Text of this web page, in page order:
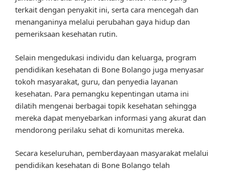
terkait dengan penyakit ini, serta cara mencegah dan
menanganinya melalui perubahan gaya hidup dan
pemeriksaan kesehatan rutin.
Selain mengedukasi individu dan keluarga, program
pendidikan kesehatan di Bone Bolango juga menyasar
tokoh masyarakat, guru, dan penyedia layanan
kesehatan. Para pemangku kepentingan utama ini
dilatih mengenai berbagai topik kesehatan sehingga
mereka dapat menyebarkan informasi yang akurat dan
mendorong perilaku sehat di komunitas mereka.
Secara keseluruhan, pemberdayaan masyarakat melalui
pendidikan kesehatan di Bone Bolango telah